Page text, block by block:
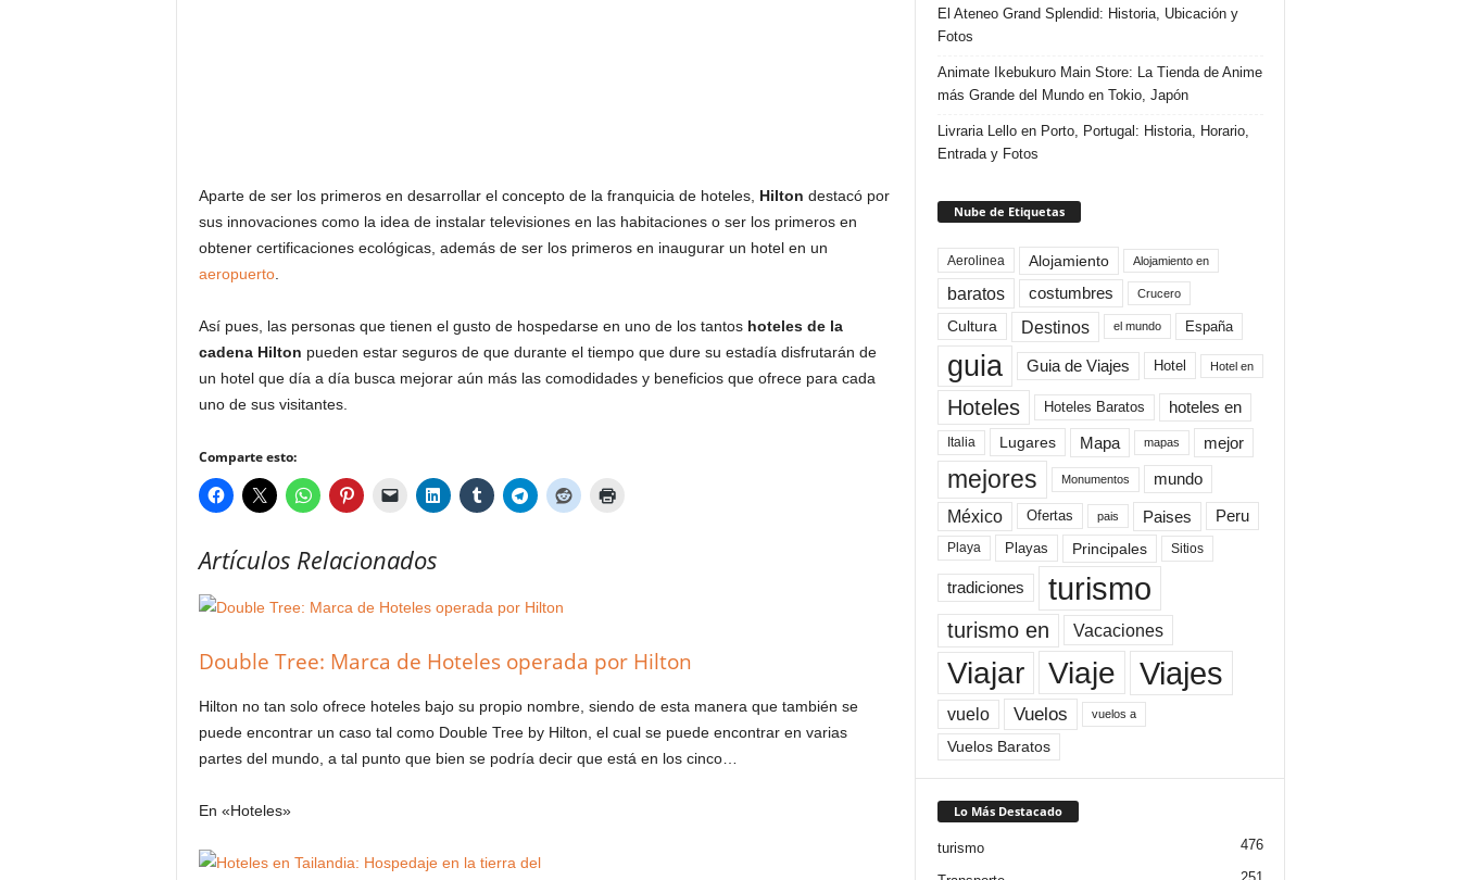
Aparte de ser los primeros en desarrollar el concepto de la franquicia de hoteles, Hilton destacó por
sus innovaciones como la idea de instalar televisiones en las habitaciones o ser los primeros en
obtener certificaciones ecológicas, además de ser los primeros en inaugurar un hotel en un
aeropuerto.
Así pues, las personas que tienen el gusto de hospedarse en uno de los tantos hoteles de la
cadena Hilton pueden estar seguros de que durante el tiempo que dure su estadía disfrutarán de
un hotel que día a día busca mejorar aún más las comodidades y beneficios que ofrece para cada
uno de sus visitantes.
Comparte esto:
Artículos Relacionados
Double Tree: Marca de Hoteles operada por Hilton
Hilton no tan solo ofrece hoteles bajo su propio nombre, siendo de esta manera que también se
puede encontrar un caso tal como Double Tree by Hilton, el cual se puede encontrar en varias
partes del mundo, a tal punto que bien se podría decir que está en los cinco…
En «Hoteles»
El Ateneo Grand Splendid: Historia, Ubicación y
Fotos
Animate Ikebukuro Main Store: La Tienda de Anime
más Grande del Mundo en Tokio, Japón
Livraria Lello en Porto, Portugal: Historia, Horario,
Entrada y Fotos
Nube de Etiquetas
Aerolinea Alojamiento Alojamiento en
baratos costumbres Crucero
Cultura Destinos el mundo España
guia Guia de Viajes Hotel Hotel en
Hoteles Hoteles Baratos hoteles en
Italia Lugares Mapa mapas mejor
mejores Monumentos mundo
México Ofertas pais Paises Peru
Playa Playas Principales Sitios
tradiciones turismo
turismo en Vacaciones
Viajar Viaje Viajes
vuelo Vuelos vuelos a
Vuelos Baratos
Lo Más Destacado
turismo 476